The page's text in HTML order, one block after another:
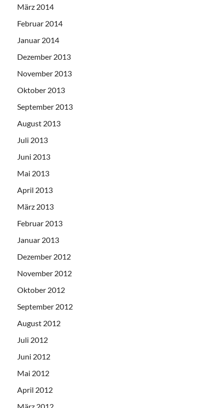
März 2014
Februar 2014
Januar 2014
Dezember 2013
November 2013
Oktober 2013
September 2013
August 2013
Juli 2013
Juni 2013
Mai 2013
April 2013
März 2013
Februar 2013
Januar 2013
Dezember 2012
November 2012
Oktober 2012
September 2012
August 2012
Juli 2012
Juni 2012
Mai 2012
April 2012